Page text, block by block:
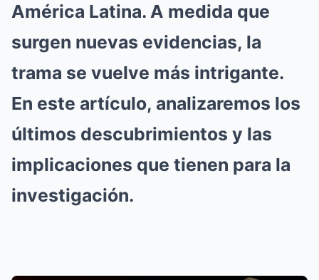
América Latina. A medida que
surgen nuevas evidencias, la
trama se vuelve más intrigante.
En este artículo, analizaremos los
últimos descubrimientos y las
implicaciones que tienen para la
investigación.